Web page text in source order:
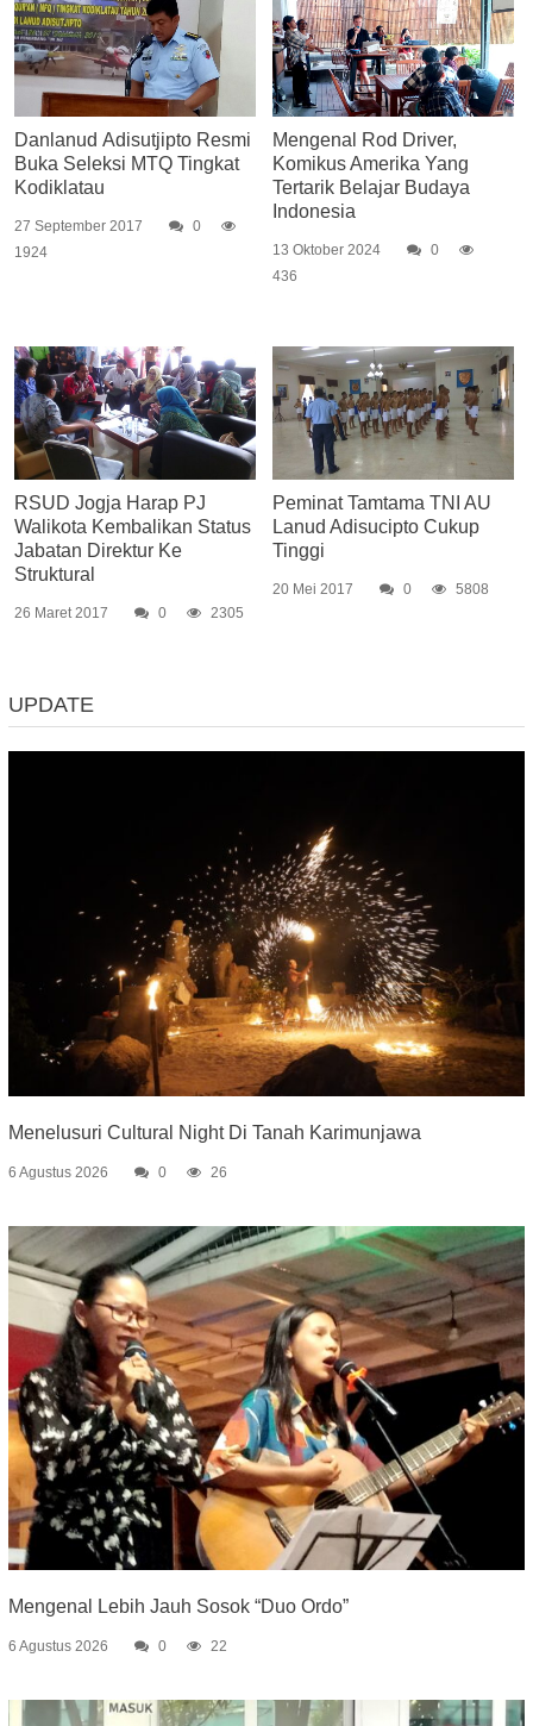
Danlanud Adisutjipto Resmi
Buka Seleksi MTQ Tingkat
Kodiklatau
27 September 2017
0
1924
Mengenal Rod Driver,
Komikus Amerika Yang
Tertarik Belajar Budaya
Indonesia
13 Oktober 2024
0
436
RSUD Jogja Harap PJ
Walikota Kembalikan Status
Jabatan Direktur Ke
Struktural
26 Maret 2017 0 2305
Peminat Tamtama TNI AU
Lanud Adisucipto Cukup
Tinggi
20 Mei 2017 0 5808
UPDATE
Menelusuri Cultural Night Di Tanah Karimunjawa
6 Agustus 2026 0 26
Mengenal Lebih Jauh Sosok “Duo Ordo”
6 Agustus 2026 0 22